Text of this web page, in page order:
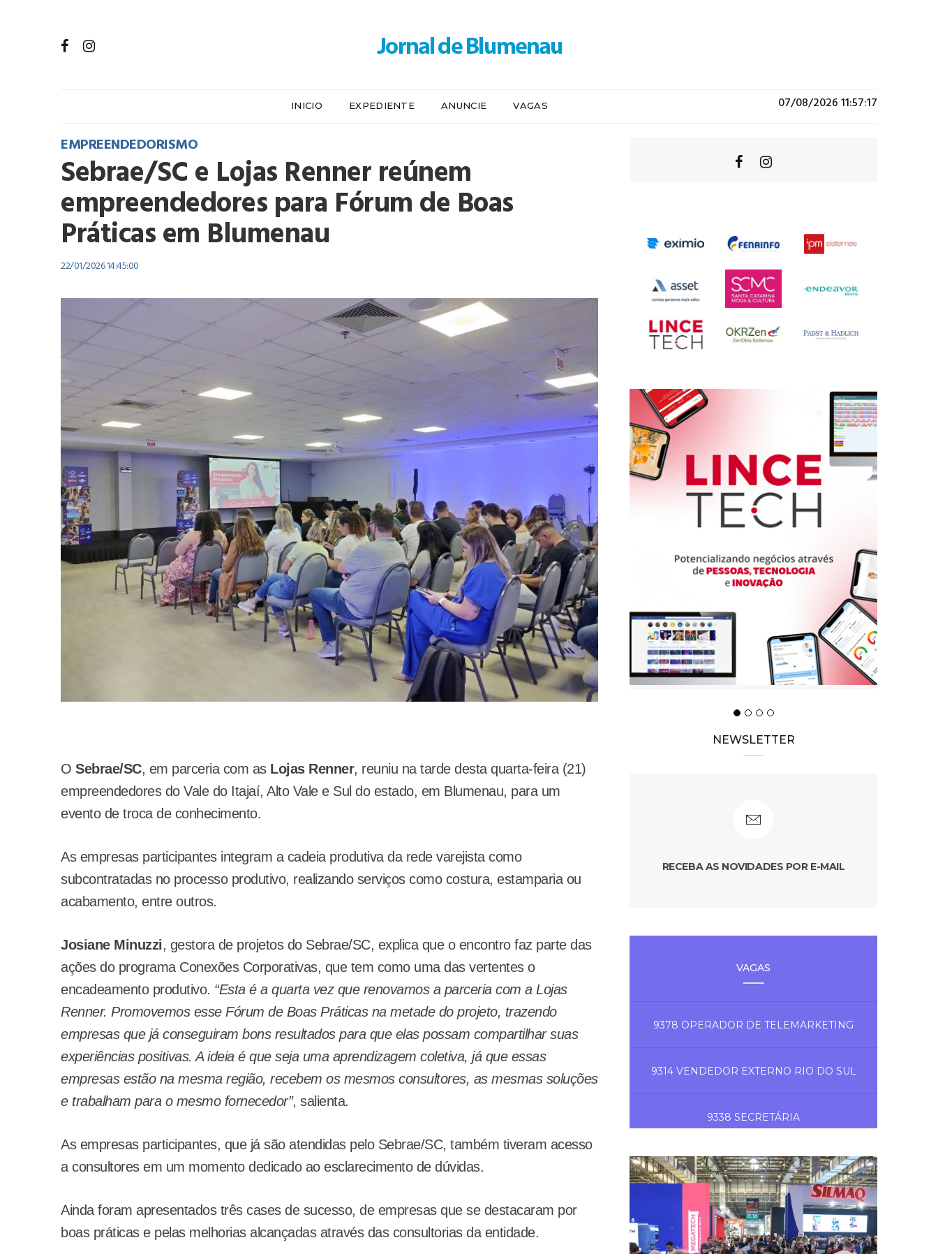
INICIO EXPEDIENTE ANUNCIE VAGAS 07/08/2026 11:57:17
EMPREENDEDORISMO
Sebrae/SC e Lojas Renner reúnem
empreendedores para Fórum de Boas
Práticas em Blumenau
22/01/2026 14:45:00
O Sebrae/SC, em parceria com as Lojas Renner, reuniu na tarde desta quarta-feira (21)
empreendedores do Vale do Itajaí, Alto Vale e Sul do estado, em Blumenau, para um
evento de troca de conhecimento.
As empresas participantes integram a cadeia produtiva da rede varejista como
subcontratadas no processo produtivo, realizando serviços como costura, estamparia ou
acabamento, entre outros.
Josiane Minuzzi, gestora de projetos do Sebrae/SC, explica que o encontro faz parte das
ações do programa Conexões Corporativas, que tem como uma das vertentes o
encadeamento produtivo. “Esta é a quarta vez que renovamos a parceria com a Lojas
Renner. Promovemos esse Fórum de Boas Práticas na metade do projeto, trazendo
empresas que já conseguiram bons resultados para que elas possam compartilhar suas
experiências positivas. A ideia é que seja uma aprendizagem coletiva, já que essas
empresas estão na mesma região, recebem os mesmos consultores, as mesmas soluções
e trabalham para o mesmo fornecedor”, salienta.
As empresas participantes, que já são atendidas pelo Sebrae/SC, também tiveram acesso
a consultores em um momento dedicado ao esclarecimento de dúvidas.
Ainda foram apresentados três cases de sucesso, de empresas que se destacaram por
boas práticas e pelas melhorias alcançadas através das consultorias da entidade.